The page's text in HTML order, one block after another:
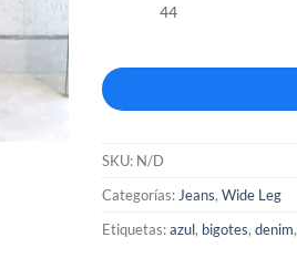
44
SKU: N/D
Categorías: Jeans, Wide Leg
Etiquetas:azul, bigotes, denim,